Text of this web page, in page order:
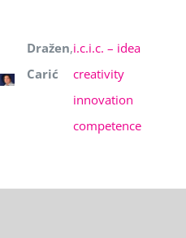
Dražen
Carić
,i.c.i.c. – idea
creativity
innovation
competence